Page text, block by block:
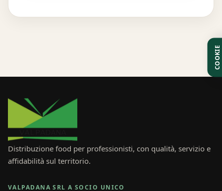
Distribuzione food per professionisti, con qualità, servizio e
affidabilità sul territorio.
VALPADANA SRL A SOCIO UNICO
COOKIE